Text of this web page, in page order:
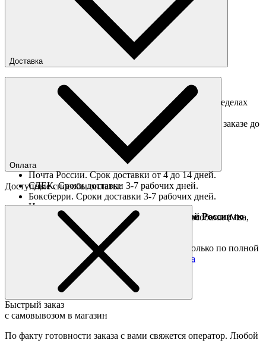
Подробные правила возврата товара
Доставка
Доставка по Москве
Доставка курьером в интервал 13:00-20:00 в пределах
МКАД 350 руб.
Доставка "день в день" в пределах МКАД (при заказе до
Ориентировочные сроки доставки по России
Почта России. Срок доставки от 4 до 14 дней.
СДЕК. Сроки доставки 3-7 рабочих дней.
Боксберри. Сроки доставки 3-7 рабочих дней.
Доставка за границу осуществляется Почтой России по
полной предоплате
Подробные условия
Оплата
Доступные способы оплаты:
Наличными при получении
Оплата он-лайн всеми популярными способами (Visa,
Mastercard и тд.)
Товары со скидкой отправляются по России только по полной
предоплате. Все подробности в разделе
оплата
Быстрый заказ
с самовывозом в магазин
По факту готовности заказа с вами свяжется оператор. Любой